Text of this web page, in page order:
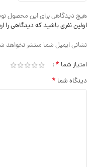
هیچ دیدگاهی برای این محصول
اولین نفری باشید که دیدگاهی
نشانی ایمیل شما منتشر نخواهد
امتیاز شما *
دیدگاه شما *